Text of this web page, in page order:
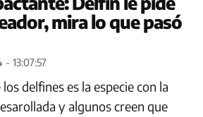
mira lo que pasó
- 13:07:57
delfines es la especie con la
y algunos creen que